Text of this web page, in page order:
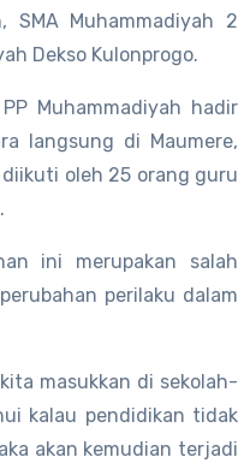
SMA Muhammadiyah 2
Dekso Kulonprogo.
Muhammadiyah hadir
langsung di Maumere,
oleh 25 orang guru
ini merupakan salah
perilaku dalam
masukkan di sekolah-
kalau pendidikan tidak
akan kemudian terjadi